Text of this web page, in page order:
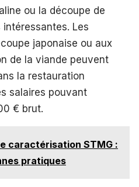
ou la découpe de
Les
japonaise ou aux
de la viande peuvent
la restauration
salaires pouvant
€ brut.
caractérisation STMG :
pratiques